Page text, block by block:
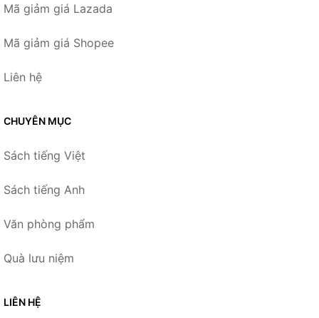
Mã giảm giá Lazada
Mã giảm giá Shopee
Liên hệ
CHUYÊN MỤC
Sách tiếng Việt
Sách tiếng Anh
Văn phòng phẩm
Quà lưu niệm
LIÊN HỆ